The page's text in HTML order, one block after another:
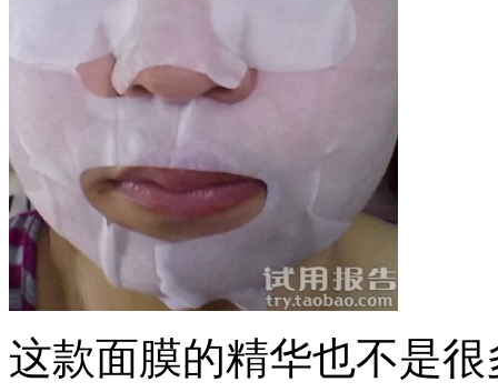
这款面膜的精华也不是